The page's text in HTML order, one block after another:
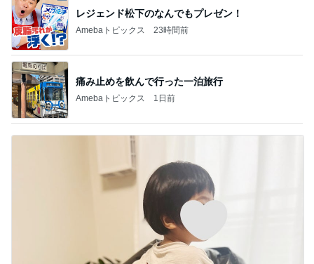
レジェンド松下のなんでもプレゼン！
Amebaトピックス 23時間前
痛み止めを飲んで行った一泊旅行
Amebaトピックス 1日前